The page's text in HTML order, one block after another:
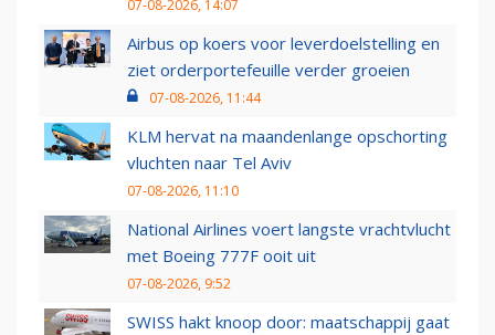
07-08-2026, 14:07
Airbus op koers voor leverdoelstelling en
ziet orderportefeuille verder groeien
07-08-2026, 11:44
KLM hervat na maandenlange opschorting
vluchten naar Tel Aviv
07-08-2026, 11:10
National Airlines voert langste vrachtvlucht
met Boeing 777F ooit uit
07-08-2026, 9:52
SWISS hakt knoop door: maatschappij gaat